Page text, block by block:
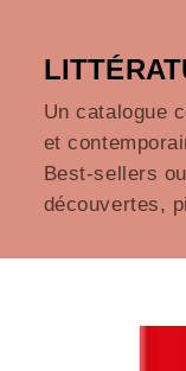
Un catalogue
et
Best-sellers
découvertes,